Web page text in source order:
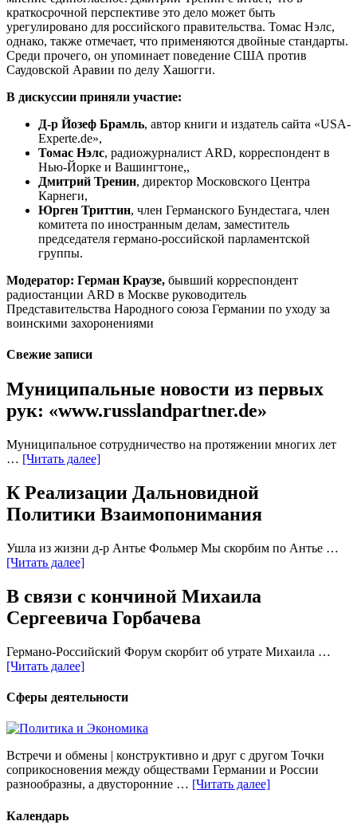
краткосрочной перспективе это дело может быть
урегулировано для российского правительства. Томас Нэлс,
однако, также отмечает, что применяются двойные стандарты.
Среди прочего, он упоминает поведение США против
Саудовской Аравии по делу Хашогги.
В дискуссии приняли участие:
Д-р Йозеф Брамль, автор книги и издатель сайта «USA-
Experte.de»,
Томас Нэлс, радиожурналист ARD, корреспондент в
Нью-Йорке и Вашингтоне,,
Дмитрий Тренин, директор Московского Центра
Карнеги,
Юрген Триттин, член Германского Бундестага, член
комитета по иностранным делам, заместитель
председателя германо-российской парламентской
группы.
Модератор: Герман Краузе, бывший корреспондент
радиостанции ARD в Москве руководитель
Представительства Народного союза Германии по уходу за
воинскими захоронениями
Свежие записи
Муниципальные новости из первых
рук: «www.russlandpartner.de»
Муниципальное сотрудничество на протяжении многих лет
… [Читать далее]
К Реализации Дальновидной
Политики Взаимопонимания
Ушла из жизни д-р Антье Фольмер Мы скорбим по Антье …
[Читать далее]
В связи с кончиной Михаила
Сергеевича Горбачева
Германо-Российский Форум скорбит об утрате Михаила …
[Читать далее]
Сферы деятельности
Встречи и обмены | конструктивно и друг с другом Точки
соприкосновения между обществами Германии и России
разнообразны, а двусторонние … [Читать далее]
Календарь